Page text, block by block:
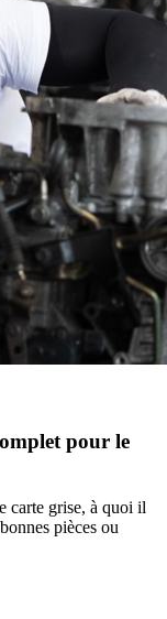
pour le
carte grise, à quoi il
pièces ou